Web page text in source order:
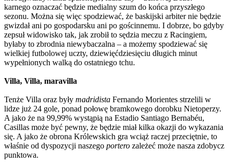
karnego oznaczać będzie medialny szum do końca przyszłego
sezonu. Można się więc spodziewać, że baskijski arbiter nie będzie
gwizdał ani po gospodarsku ani po gościnnemu. I dobrze, bo gdyby
zepsuł widowisko tak, jak zrobił to sędzia meczu z Racingiem,
byłaby to zbrodnia niewybaczalna – a możemy spodziewać się
wielkiej futbolowej uczty, dziewięćdziesięciu długich minut
wypełnionych walką do ostatniego tchu.
Villa, Villa, maravilla
Tenże Villa oraz były madridista Fernando Morientes strzelili w
lidze już 24 gole, ponad połowę bramkowego dorobku Nietoperzy.
A jako że na 99,99% wystąpią na Estadio Santiago Bernabéu,
Casillas może być pewny, że będzie miał kilka okazji do wykazania
się. A jako że obrona Królewskich gra wciąż raczej przeciętnie, to
właśnie od dyspozycji naszego portero zależeć może nasza zdobycz
punktowa.